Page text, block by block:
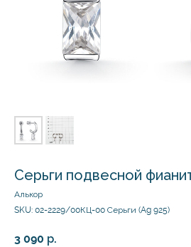
Серьги подвесной
Алькор
SKU: 02-2229/00КЦ-00 Серьги (Ag 925)
3 090 р.